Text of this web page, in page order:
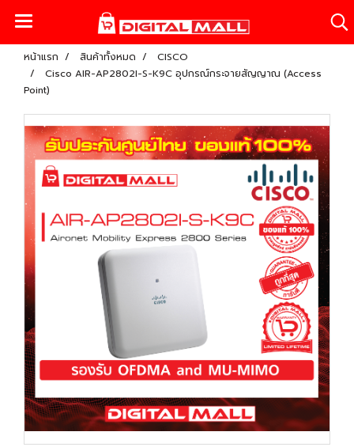
หน้าแรก สินค้าทั้งหมด
CISCO
Cisco AIR-AP2802I-S-K9C อุปกรณ์กระจายสัญญาณ (Access
Point)